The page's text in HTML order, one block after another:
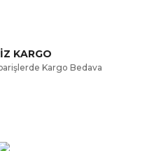
KARGO
Kargo Bedava